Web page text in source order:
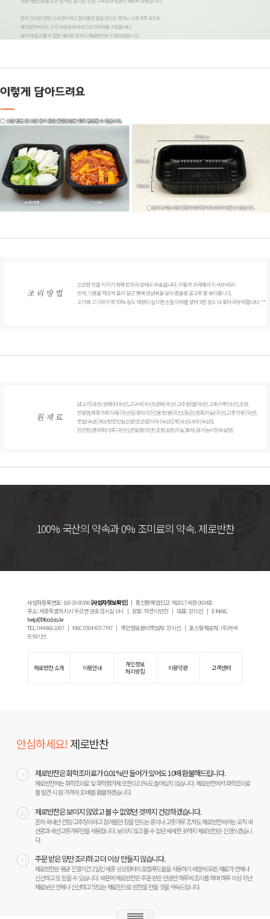
100% 국산의 약속과 0% 조미료의 약속. 제로반찬
사업자등록번호:168-29-00398 [사업자정보확인]| 통신판매업신고:제2017-세종-0034호
주소:세종특별자치시 부강면 금호검시길 14-1 | 상호:자연이반찬 | 대표:장미선 | E-MAIL:
help@0food.co.kr
TEL:044-866-3397 | FAX:0504-473-7747 | 개인정보관리책임자:장미선 |호스팅제공자: (주)커넥
트웨이브
제로반찬 소개 이용안내
개인정보
처리방침
이용약관 고객센터
안심하세요! 제로반찬
제로반찬은 화학조미료가 0.01%만 들어가 있어도 10배 환불해드립니다.
제로반찬에는 화학조미료 및 화학첨가제 또한 0.01%도 들어있지 않습니다. 제로반찬에서 화학조미료
를 발견 시 원 가격에 10배를 환불하겠습니다.
제로반찬은 보이지 않았고 볼 수 없었던 것까지 건강하겠습니다.
흔히 국내산 간장/고추장이라고 집어들던 장을 만드는 콩이나 고춧가루 조차도 제로반찬에서는 오직 국
산콩과 국산고춧가루만을 사용합니다. 보이지 않고 볼 수 없던 세세한 곳까지 제로반찬은 신경쓰겠습니
다.
주문 받은 양만 조리하고 더 이상 만들지 않습니다.
제로반찬은 평균 진열기간 2일인 세종 싱싱장터의 로컬푸드들을 사용하기 때문에 모든 재료가 언제나
신선하고 또 믿을 수 있습니다. 때문에 제로반찬은 주문 받은 만큼만 하루에 조리를 하며 하루 이상 지난
재료보단 언제나 신선하고 맛있는 재료만으로 반찬을 만들 것을 약속드립니다.